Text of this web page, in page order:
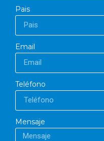
Pais
Email
Teléfono
Mensaje